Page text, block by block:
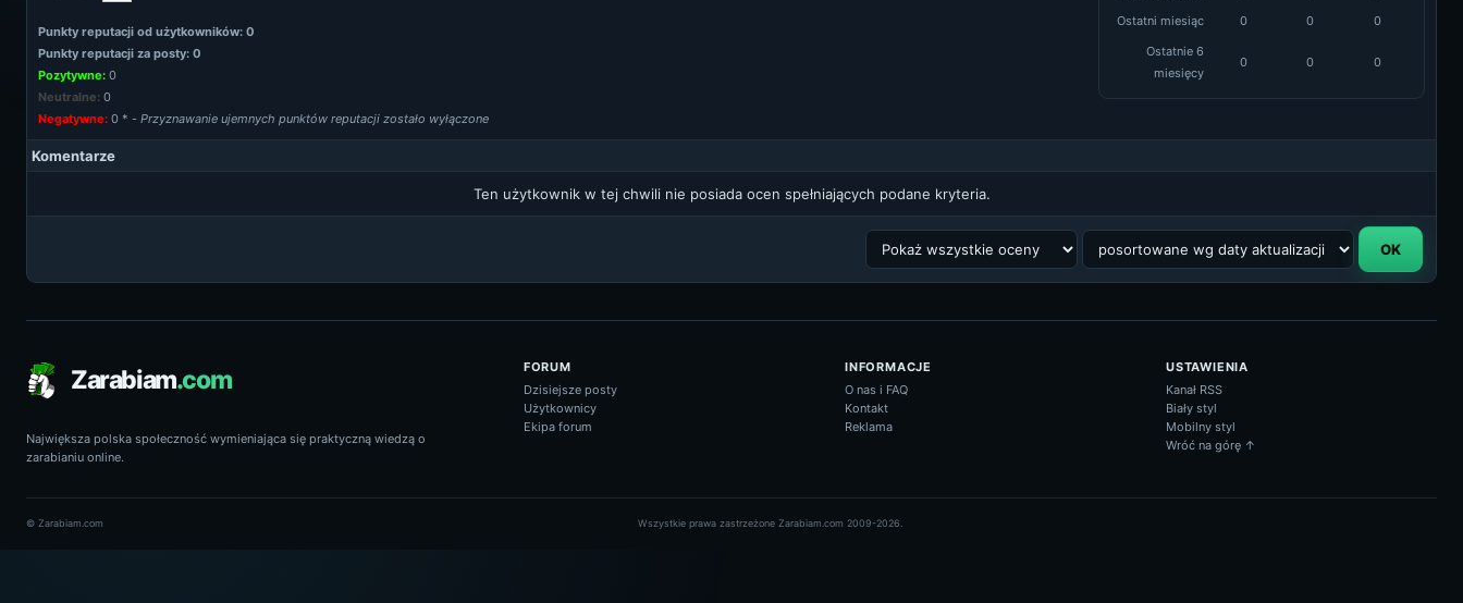
Punkty reputacji od użytkowników: 0
Punkty reputacji za posty: 0
Pozytywne: 0
Neutralne: 0
Negatywne: 0 * - Przyznawanie ujemnych punktów reputacji zostało wyłączone
Ostatni miesiąc
0 0
0
Ostatnie 6
miesięcy
0 0 0
Komentarze
Ten użytkownik w tej chwili nie posiada ocen spełniających podane kryteria.
Zarabiam.com
Największa polska społeczność wymieniająca się praktyczną wiedzą o
zarabianiu online.
FORUM
Dzisiejsze posty
Użytkownicy
Ekipa forum
INFORMACJE
O nas i FAQ
Kontakt
Reklama
USTAWIENIA
Kanał RSS
Biały styl
Mobilny styl
Wróć na górę ↑
© Zarabiam.com Wszystkie prawa zastrzeżone Zarabiam.com 2009-2026.